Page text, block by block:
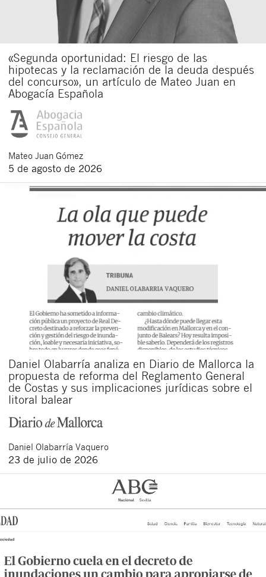
«Segunda oportunidad: El riesgo de las
hipotecas y la reclamación de la deuda después
del concurso», un artículo de Mateo Juan en
Abogacía Española
Mateo Juan Gómez
5 de agosto de 2026
Daniel Olabarría analiza en Diario de Mallorca la
propuesta de reforma del Reglamento General
de Costas y sus implicaciones jurídicas sobre el
litoral balear
Daniel Olabarría Vaquero
23 de julio de 2026